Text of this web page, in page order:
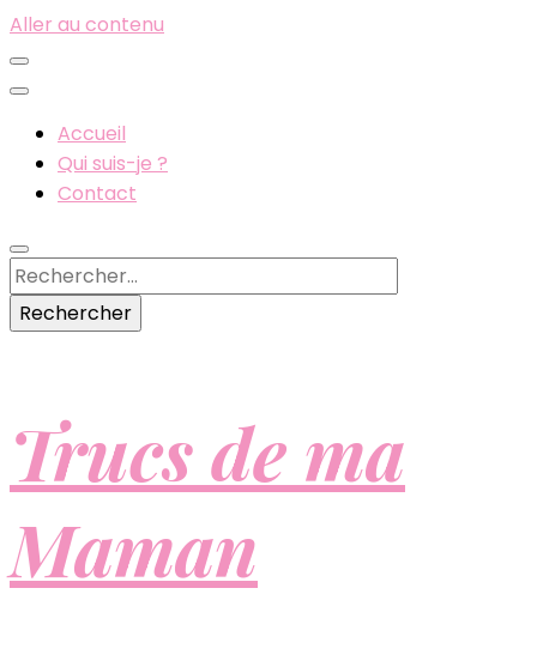
Aller au contenu
Accueil
Qui suis-je ?
Contact
Rechercher :
Trucs de ma
Maman